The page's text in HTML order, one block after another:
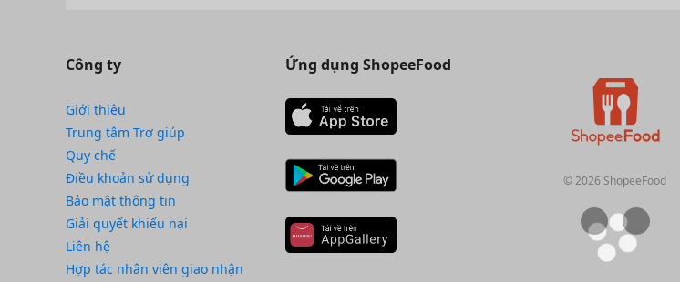
Công ty
Giới thiệu
Trung tâm Trợ giúp
Quy chế
Điều khoản sử dụng
Bảo mật thông tin
Giải quyết khiếu nại
Liên hệ
Hợp tác nhân viên giao nhận
Ứng dụng ShopeeFood
© 2026 ShopeeFood